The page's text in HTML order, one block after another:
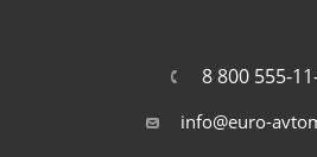
8 800 555-
info@euro-